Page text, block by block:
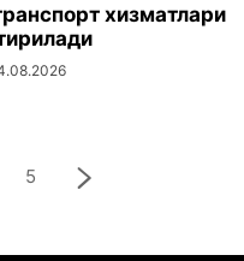
хизматлари
5